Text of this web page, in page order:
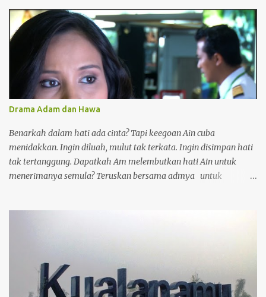
Drama Adam dan Hawa
Benarkah dalam hati ada cinta? Tapi keegoan Ain cuba
menidakkan. Ingin diluah, mulut tak terkata. Ingin disimpan hati
tak tertanggung. Dapatkah Am melembutkan hati Ain untuk
menerimanya semula? Teruskan bersama admya untuk
petang channel 104(Astro Ria) bermula 18 februari. Pihak Astro
menunaikan janjinya utk menayangkan di channel biasa. update:
Filem Adam dan Hawa Download dan Tonton Adam dan Hawa